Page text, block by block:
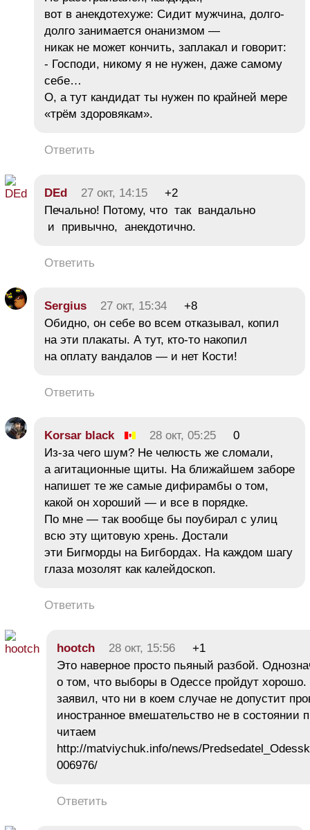
вот в анекдотехуже: Сидит мужчина, долго-
долго занимается онанизмом —
никак не может кончить, заплакал и говорит:
- Господи, никому я не нужен, даже самому
себе…
О, а тут кандидат ты нужен по крайней мере
«трём здоровякам».
Ответить
DEd 27 окт, 14:15
+2
Печально! Потому, что так вандально
и привычно, анекдотично.
Ответить
Sergius 27 окт, 15:34
+8
Обидно, он себе во всем отказывал, копил
на эти плакаты. А тут, кто-то накопил
на оплату вандалов — и нет Кости!
Ответить
Korsar black 28 окт, 05:25
0
Из-за чего шум? Не челюсть же сломали,
а агитационные щиты. На ближайшем заборе
напишет те же самые дифирамбы о том,
какой он хороший — и все в порядке.
По мне — так вообще бы поубирал с улиц
всю эту щитовую хрень. Достали
эти Бигморды на Бигбордах. На каждом шагу
глаза мозолят как калейдоскоп.
Ответить
hootch 28 окт, 15:56
+1
Это наверное просто пьяный разбой.
о том, что выборы в Одессе пройдут
заявил, что ни в коем случае не допустит
иностранное вмешательство не в состоянии
читаем
http://matviychuk.info/news/
006976/
Ответить